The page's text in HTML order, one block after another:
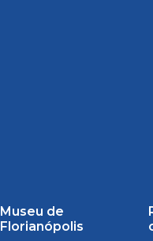
Museu de
Florianópolis